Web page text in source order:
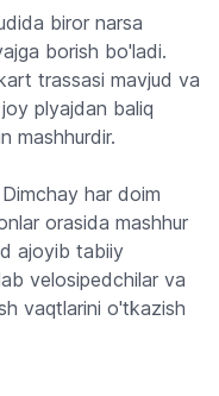
biror narsa
borish bo'ladi.
trassasi mavjud va
plyajdan baliq
mashhurdir.
har doim
orasida mashhur
ajoyib tabiiy
velosipedchilar va
vaqtlarini o'tkazish